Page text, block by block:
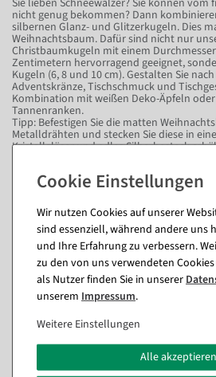
nicht genug bekommen? Dann
silbernen Glanz- und Glitzerkugeln. Dies
Weihnachtsbaum. Dafür sind nicht nur
Christbaumkugeln mit einem
Zentimetern hervorragend geeignet,
Kugeln (6, 8 und 10 cm). Gestalten Sie
Adventskränze, Tischschmuck und
Kombination mit weißen Deko-Äpfeln
Tannenranken.
Tipp: Befestigen Sie die matten
Metalldrähten und stecken Sie diese in
Kristallgläser und edles Silberbesteck
Subtile Eleganz für zahlreiche
Farbkombinationen
Aufgrund ihrer subtilen Eleganz bilden
Christbaumkugeln eine ideale Farbbasis,
Nuancen zu kombinieren. Der festliche
Kombination mit Weihnachtskugeln in
eignen sich perfekt für das stilvolle
Schmuckgeschenken. An einen
wird es in Kombination mit
genommen passen silberne
und lassen warme und verspielte Töne
wirken. Auch hinter Glasfassaden oder in
fügt sich dieser Tausendsassa nahtlos ein.
Wir nutzen Cookies auf unserer
sind essenziell, während andere uns
und Ihre Erfahrung zu verbessern.
zu den von uns verwendeten
als Nutzer finden Sie in unserer
unserem Impressum.
Weitere Einstellungen
Alle akzeptieren